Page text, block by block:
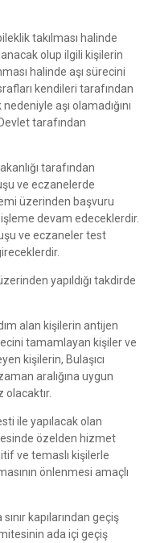
takılması halinde
olup ilgili kişilerin
halinde aşı sürecini
kendileri tarafından
aşı olamadığını
tarafından
tarafından
ve eczanelerde
üzerinden başvuru
devam edeceklerdir.
ve eczaneler test
yapıldığı takdirde
alan kişilerin antijen
tamamlayan kişiler ve
kişilerin, Bulaşıcı
aralığına uygun
ile yapılacak olan
özelden hizmet
ve temaslı kişilerle
önlenmesi amaçlı
kapılarından geçiş
ada içi geçiş